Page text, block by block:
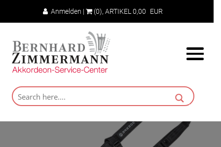
Anmelden | (0), ARTIKEL0,00 EUR